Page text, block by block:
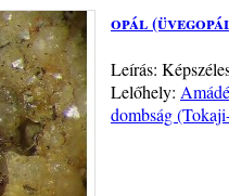
opál
Leírás:
Lelőhely:
dombság